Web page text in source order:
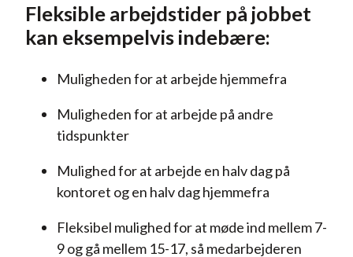
Fleksible arbejdstider på jobbet
kan eksempelvis indebære:
Muligheden for at arbejde hjemmefra
Muligheden for at arbejde på andre
tidspunkter
Mulighed for at arbejde en halv dag på
kontoret og en halv dag hjemmefra
Fleksibel mulighed for at møde ind mellem 7-
9 og gå mellem 15-17, så medarbejderen